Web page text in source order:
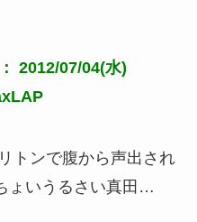
2012/07/04(水)
トンで腹から声出され
ょいうるさい真田…